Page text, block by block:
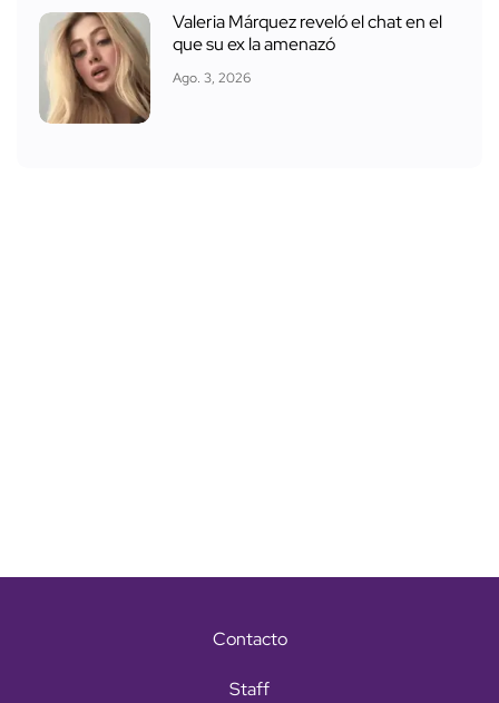
Valeria Márquez reveló el chat en el
que su ex la amenazó
Ago. 3, 2026
Contacto
Staff